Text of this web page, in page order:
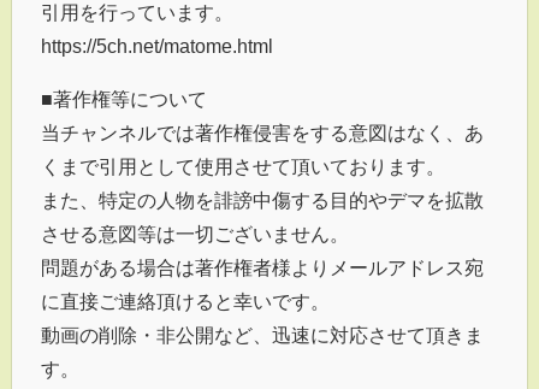
引用を行っています。
https://5ch.net/matome.html
■著作権等について
当チャンネルでは著作権侵害をする意図はなく、あ
くまで引用として使用させて頂いております。
また、特定の人物を誹謗中傷する目的やデマを拡散
させる意図等は一切ございません。
問題がある場合は著作権者様よりメールアドレス宛
に直接ご連絡頂けると幸いです。
動画の削除・非公開など、迅速に対応させて頂きま
す。